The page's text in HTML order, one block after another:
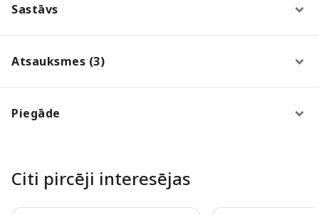
Sastāvs
Atsauksmes (3)
Piegāde
Citi pircēji interesējas